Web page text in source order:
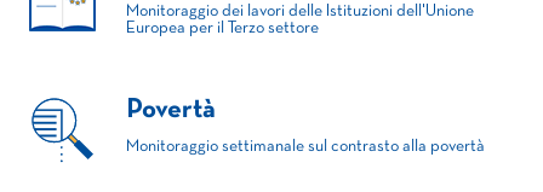
Monitoraggio dei lavori delle Istituzioni dell'Unione
Europea per il Terzo settore
Povertà
Monitoraggio settimanale sul contrasto alla povertà